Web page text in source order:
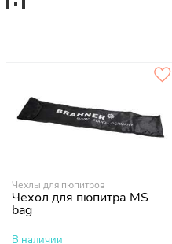
Чехлы для пюпитров
Чехол для пюпитра MS
bag
В наличии